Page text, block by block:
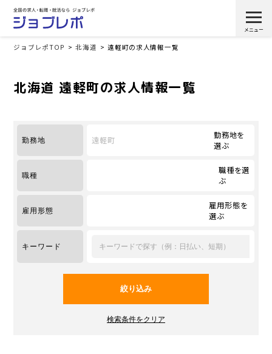
ジョブレポTOP 北海道 遠軽町の求人情報一覧
北海道 遠軽町の求人情報一覧
勤務地 遠軽町
勤務地を
選ぶ
職種
職種を選
ぶ
雇用形態
雇用形態を
選ぶ
キーワード